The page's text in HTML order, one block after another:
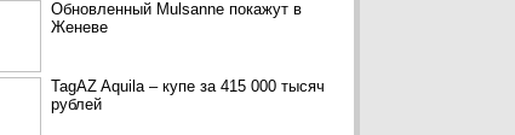
Обновленный Mulsanne покажут в
Женеве
TagAZ Aquila – купе за 415 000 тысяч
рублей